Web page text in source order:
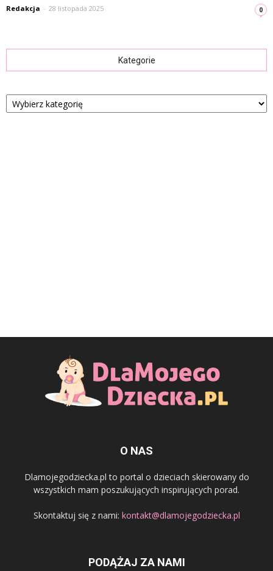
Redakcja - 28 listopada 2025 0
Kategorie
Kategorie
O NAS
Dlamojegodziecka.pl to portal o dzieciach skierowany do
wszystkich mam poszukujących inspirujących porad.
Skontaktuj się z nami: kontakt@dlamojegodziecka.pl
PODĄŻAJ ZA NAMI